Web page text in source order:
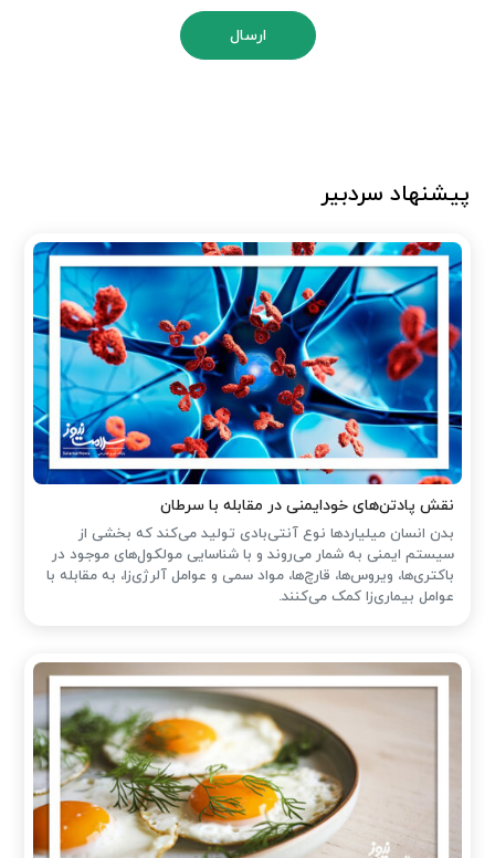
ارسال
پیشنهاد سردبیر
نقش پادتن‌های خودایمنی در مقابله با سرطان
بدن انسان میلیاردها نوع آنتی‌بادی تولید می‌کند که بخشی از
سیستم ایمنی به شمار می‌روند و با شناسایی مولکول‌های موجود در
باکتری‌ها، ویروس‌ها، قارچ‌ها، مواد سمی و عوامل آلرژی‌زا، به مقابله با
عوامل بیماری‌زا کمک می‌کنند.